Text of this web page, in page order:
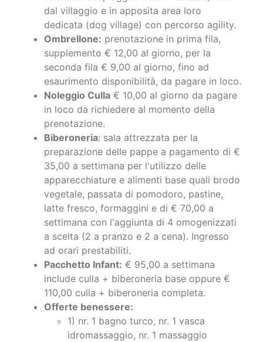
dal villaggio e in apposita area loro
dedicata (dog village) con percorso agility.
Ombrellone: prenotazione in prima fila,
supplemento € 12,00 al giorno, per la
seconda fila € 9,00 al giorno, fino ad
esaurimento disponibilità, da pagare in loco.
Noleggio Culla € 10,00 al giorno da pagare
in loco da richiedere al momento della
prenotazione.
Biberoneria: sala attrezzata per la
preparazione delle pappe a pagamento di €
35,00 a settimana per l'utilizzo delle
apparecchiature e alimenti base quali brodo
vegetale, passata di pomodoro, pastine,
latte fresco, formaggini e di € 70,00 a
settimana con l'aggiunta di 4 omogenizzati
a scelta (2 a pranzo e 2 a cena). Ingresso
ad orari prestabiliti.
Pacchetto Infant: € 95,00 a settimana
include culla + biberoneria base oppure €
110,00 culla + biberoneria completa.
Offerte benessere:
1) nr. 1 bagno turco, nr. 1 vasca
idromassaggio, nr. 1 massaggio